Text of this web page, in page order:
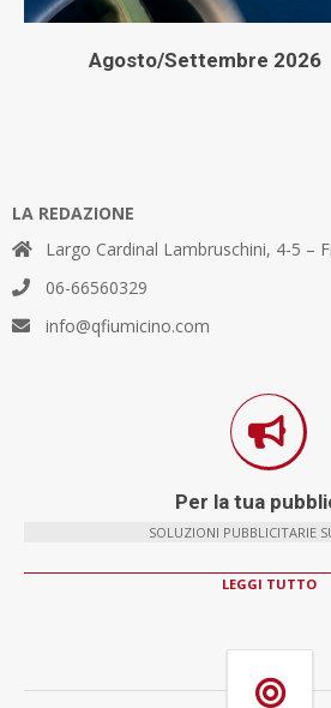
Agosto/Settembre 2026
LA REDAZIONE
Largo Cardinal Lambruschini, 4-5 –
06-66560329
info@qfiumicino.com
Per la tua
SOLUZIONI PUBBLICITARIE
LEGGI TUTTO